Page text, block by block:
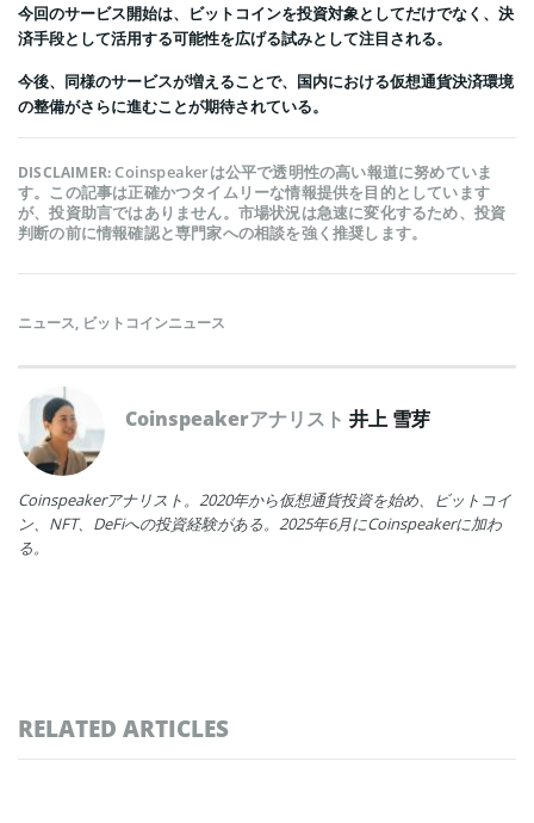
今回のサービス開始は、ビットコインを投資対象としてだけでなく、決
済手段として活用する可能性を広げる試みとして注目される。
今後、同様のサービスが増えることで、国内における仮想通貨決済環境
の整備がさらに進むことが期待されている。
DISCLAIMER:Coinspeakerは公平で透明性の高い報道に努めていま
す。この記事は正確かつタイムリーな情報提供を目的としています
が、投資助言ではありません。市場状況は急速に変化するため、投資
判断の前に情報確認と専門家への相談を強く推奨します。
ニュース, ビットコインニュース
Coinspeakerアナリスト 井上 雪芽
Coinspeakerアナリスト。2020年から仮想通貨投資を始め、ビットコイ
ン、NFT、DeFiへの投資経験がある。2025年6月にCoinspeakerに加わ
る。
RELATED ARTICLES